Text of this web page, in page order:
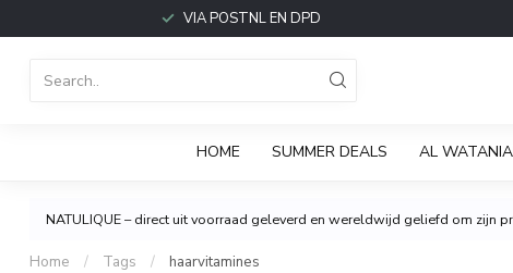
VIA POSTNL EN DPD
HOME SUMMER DEALS AL
NATULIQUE – direct uit voorraad geleverd en wereldwijd geliefd om zijn
Home / Tags / haarvitamines